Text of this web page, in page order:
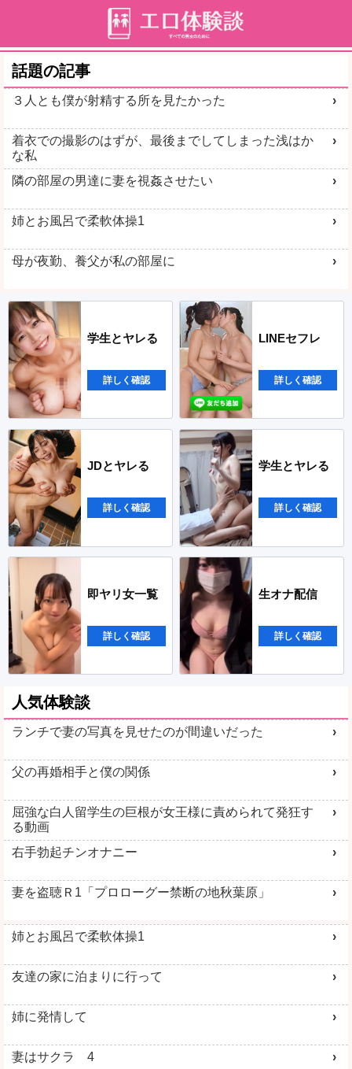
話題の記事
３人とも僕が射精する所を見たかった
着衣での撮影のはずが、最後までしてしまった浅はか
な私
隣の部屋の男達に妻を視姦させたい
姉とお風呂で柔軟体操1
母が夜勤、養父が私の部屋に
学生とヤレる
詳しく確認
LINEセフレ
詳しく確認
JDとヤレる
詳しく確認
学生とヤレる
詳しく確認
即ヤリ女一覧
詳しく確認
生オナ配信
詳しく確認
人気体験談
ランチで妻の写真を見せたのが間違いだった
父の再婚相手と僕の関係
屈強な白人留学生の巨根が女王様に責められて発狂す
る動画
右手勃起チンオナニー
妻を盗聴Ｒ1「プロローグー禁断の地秋葉原」
姉とお風呂で柔軟体操1
友達の家に泊まりに行って
姉に発情して
妻はサクラ 4